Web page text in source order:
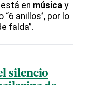
en música y
anillos”, por lo
falda”.
silencio